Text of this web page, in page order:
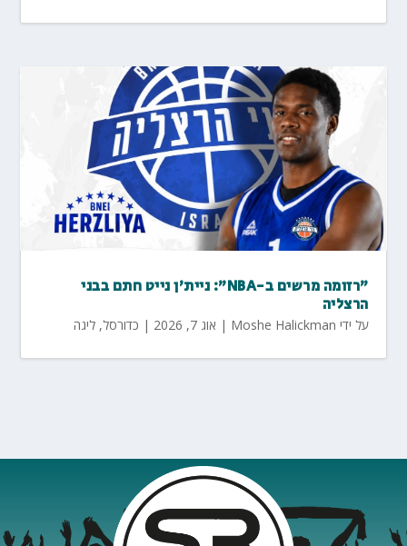
"רזומה מרשים ב-NBA": ניית'ן נייט חתם בבני
הרצליה
על ידי Moshe Halickman
| אוג 7, 2026 | כדורסל,ליגה